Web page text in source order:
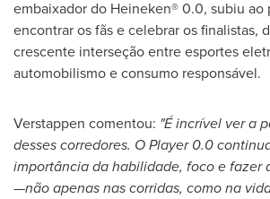
embaixador do Heineken® 0.0, subiu ao
encontrar os fãs e celebrar os finalistas,
crescente interseção entre esportes
automobilismo e consumo responsável.
Verstappen comentou: "É incrível ver a
desses corredores. O Player 0.0
importância da habilidade, foco e fazer
—não apenas nas corridas, como na